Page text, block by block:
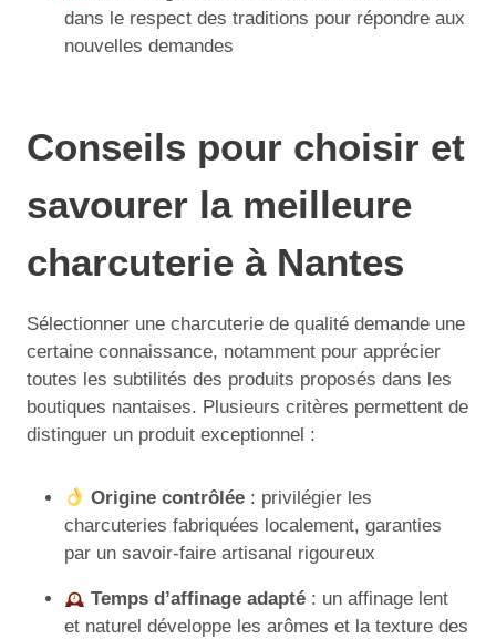
dans le respect des traditions pour répondre aux
nouvelles demandes
Conseils pour choisir et
savourer la meilleure
charcuterie à Nantes
Sélectionner une charcuterie de qualité demande une
certaine connaissance, notamment pour apprécier
toutes les subtilités des produits proposés dans les
boutiques nantaises. Plusieurs critères permettent de
distinguer un produit exceptionnel :
Origine contrôlée : privilégier les
charcuteries fabriquées localement, garanties
par un savoir-faire artisanal rigoureux
Temps d’affinage adapté : un affinage lent
et naturel développe les arômes et la texture des